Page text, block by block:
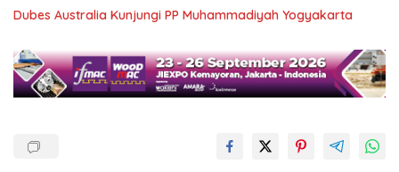
Dubes Australia Kunjungi PP Muhammadiyah Yogyakarta